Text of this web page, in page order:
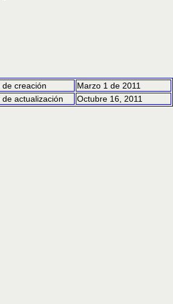
de creación
Marzo 1 de 2011
de actualización
Octubre 16, 2011